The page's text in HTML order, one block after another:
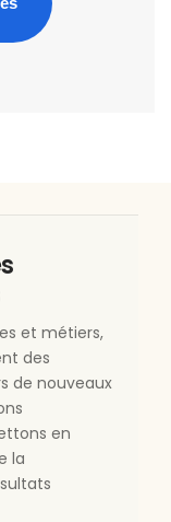
et métiers,
des
de nouveaux
en
la